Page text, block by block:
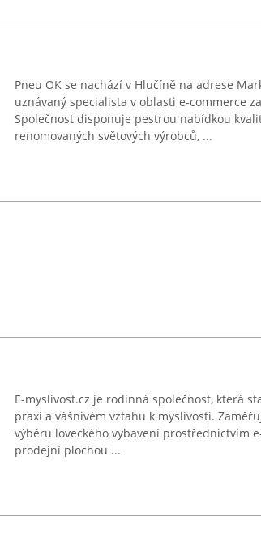
Pneu OK se nachází v Hlučíně na adrese
uznávaný specialista v oblasti e-commerce
Společnost disponuje pestrou nabídkou
renomovaných světových výrobců, ...
E-myslivost.cz je rodinná společnost, která
praxi a vášnivém vztahu k myslivosti.
výběru loveckého vybavení prostřednictvím
prodejní plochou ...